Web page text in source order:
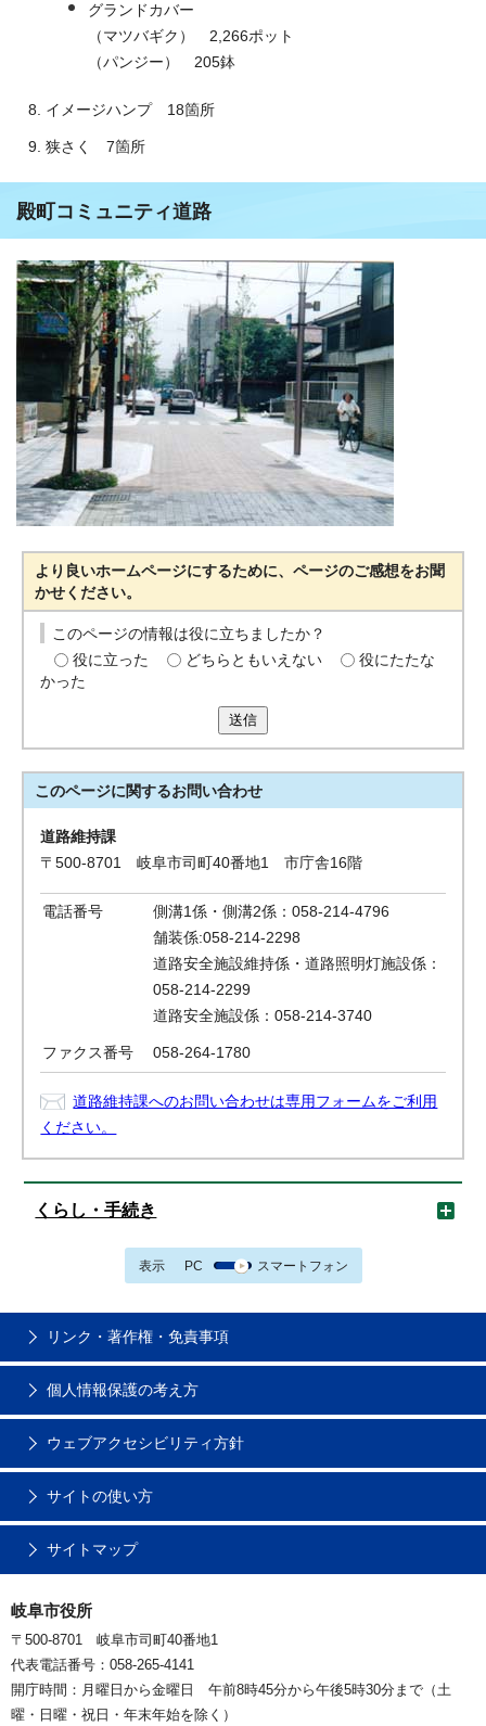
グランドカバー
（マツバギク） 2,266ポット
（パンジー） 205鉢
イメージハンプ 18箇所
狭さく 7箇所
殿町コミュニティ道路
より良いホームページにするために、ページのご感想をお聞
かせください。
このページの情報は役に立ちましたか？
役に立った
どちらともいえない
役にたたな
かった
送信
このページに関するお問い合わせ
道路維持課
〒500-8701 岐阜市司町40番地1 市庁舎16階
電話番号
側溝1係・側溝2係：058-214-4796
舗装係:058-214-2298
道路安全施設維持係・道路照明灯施設係：
058-214-2299
道路安全施設係：058-214-3740
ファクス番号 058-264-1780
道路維持課へのお問い合わせは専用フォームをご利用
ください。
くらし・手続き
表示 PC スマートフォン
リンク・著作権・免責事項
個人情報保護の考え方
ウェブアクセシビリティ方針
サイトの使い方
サイトマップ
岐阜市役所
〒500-8701 岐阜市司町40番地1
代表電話番号：058-265-4141
開庁時間：月曜日から金曜日 午前8時45分から午後5時30分まで（土
曜・日曜・祝日・年末年始を除く）